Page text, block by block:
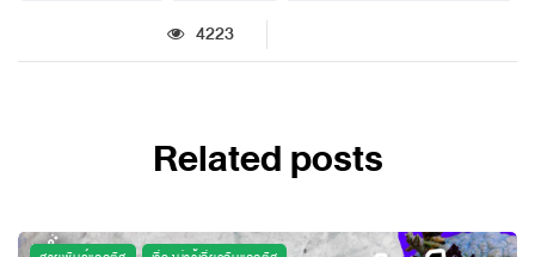
4223
Related posts